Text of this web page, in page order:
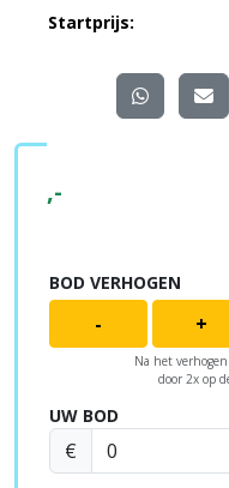
Startprijs:
,-
BOD VERHOGEN
- +
Na het
door 2x op
UW BOD
€